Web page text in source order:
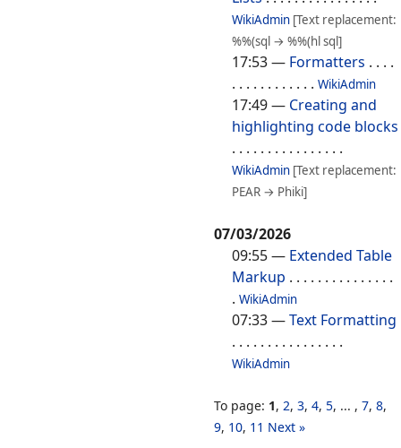
WikiAdmin [Text replacement:
%%(sql → %%(hl sql]
17:53— Formatters . . . .
. . . . . . . . . . . . WikiAdmin
17:49— Creating and
highlighting code blocks
. . . . . . . . . . . . . . . .
WikiAdmin [Text replacement:
PEAR → Phiki]
07/03/2026
09:55— Extended Table
Markup . . . . . . . . . . . . . . .
. WikiAdmin
07:33—Text Formatting
. . . . . . . . . . . . . . . .
WikiAdmin
To page: 1, 2, 3, 4, 5, ... , 7, 8,
9, 10, 11 Next »